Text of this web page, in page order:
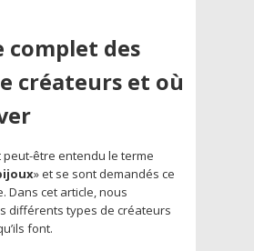
complet des
créateurs et où
peut-être entendu le terme
» et se sont demandés ce
Dans cet article, nous
différents types de créateurs
font.